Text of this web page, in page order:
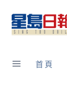
content
首頁